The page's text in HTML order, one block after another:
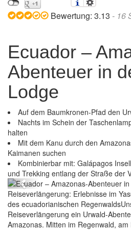
Bewertung: 3.13 - 16
Ecuador –
Abenteuer in
Lodge
Auf dem Baumkronen-Pfad den
Nachts im Schein der
halten
Mit dem Kanu durch den
Kaimanen suchen
Kombinierbar mit: Galápagos
und Trekking entlang der Straße der
in der Sacha
Previous
Reiseverlängerung: Erlebnisse im
des ecuadorianischen
Reiseverlängerung ein Urwald-
Amazonas. Mitten im Regenwald, am